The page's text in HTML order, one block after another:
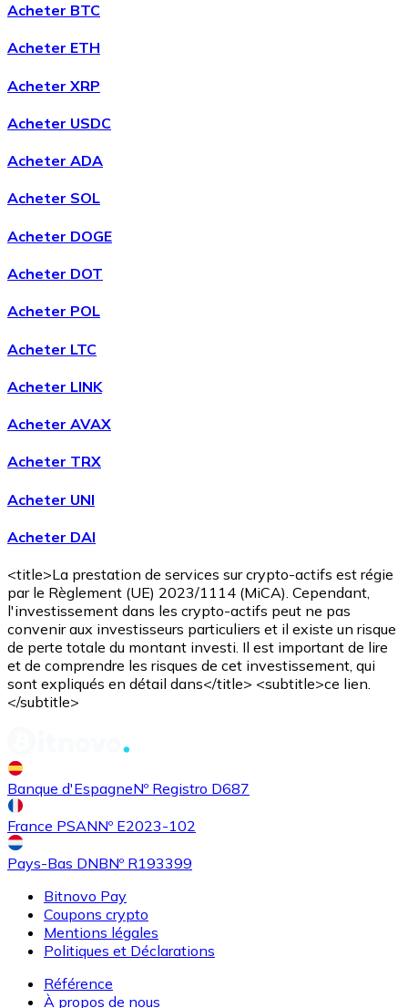
Acheter BTC
Acheter ETH
Acheter XRP
Acheter USDC
Acheter ADA
Acheter SOL
Acheter DOGE
Acheter DOT
Acheter POL
Acheter LTC
Acheter LINK
Acheter AVAX
Acheter TRX
Acheter UNI
Acheter DAI
<title>La prestation de services sur crypto-actifs est régie
par le Règlement (UE) 2023/1114 (MiCA). Cependant,
l'investissement dans les crypto-actifs peut ne pas
convenir aux investisseurs particuliers et il existe un risque
de perte totale du montant investi. Il est important de lire
et de comprendre les risques de cet investissement, qui
sont expliqués en détail dans</title> <subtitle>ce lien.
</subtitle>
Banque d'EspagneNº Registro D687
France PSANNº E2023-102
Pays-Bas DNBNº R193399
Bitnovo Pay
Coupons crypto
Mentions légales
Politiques et Déclarations
Référence
À propos de nous